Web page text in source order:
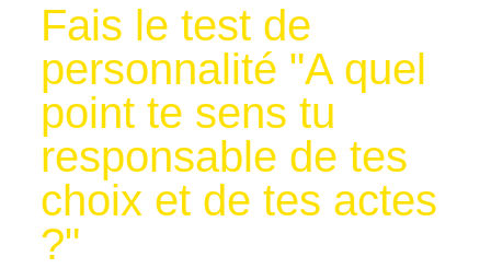
Fais le test de
personnalité "A quel
point te sens tu
responsable de tes
choix et de tes actes
?"